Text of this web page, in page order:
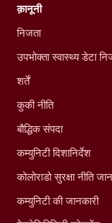
क़ानूनी
निजता
उपभोक्ता स्वास्थ्य डेटा
शर्तें
कुकी नीति
बौद्धिक संपदा
कम्युनिटी दिशानिर्देश
कोलोराडो सुरक्षा नीति
कम्युनिटी की जानकारी